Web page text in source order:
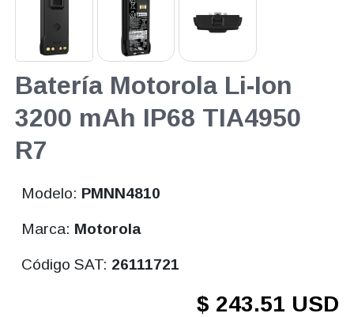
Batería Motorola Li-Ion
3200 mAh IP68 TIA4950
R7
Modelo: PMNN4810
Marca: Motorola
Código SAT: 26111721
$ 243.51 USD